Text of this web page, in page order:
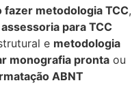
fazer metodologia TCC,
assessoria para TCC
e metodologia
monografia pronta ou
ABNT